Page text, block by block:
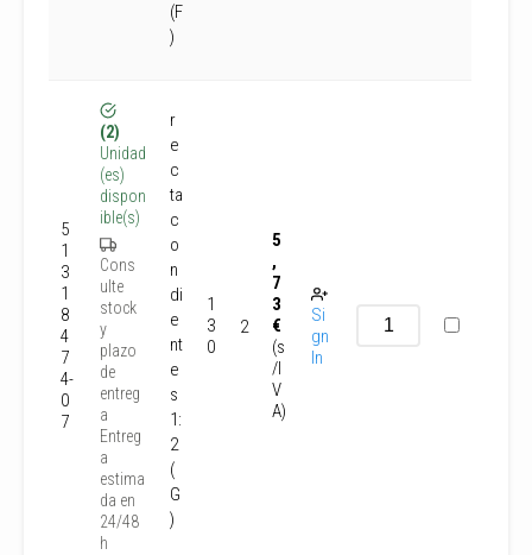
(F
)
5
1
3
1
8
4
7
4-
0
7
(2)
Unidad
(es)
dispon
ible(s)
Cons
ulte
stock
y
plazo
de
entreg
a
Entreg
a
estima
da en
24/48
h
r
e
c
ta
c
o
n
di
e
nt
e
s
1:
2
(
G
)
1
3
0
2
5
,
7
3
€
(s
/I
V
A)
Si
gn
In